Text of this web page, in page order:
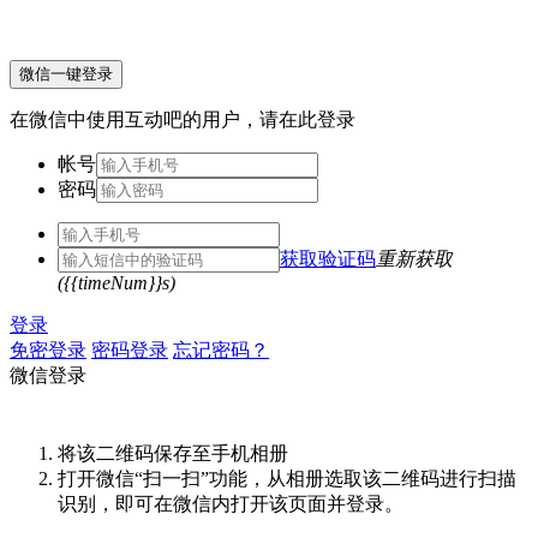
微信一键登录
在微信中使用互动吧的用户，请在此登录
帐号
密码
获取验证码重新获取
({{timeNum}}s)
登录
免密登录 密码登录 忘记密码？
微信登录
将该二维码保存至手机相册
打开微信“扫一扫”功能，从相册选取该二维码进行扫描
识别，即可在微信内打开该页面并登录。